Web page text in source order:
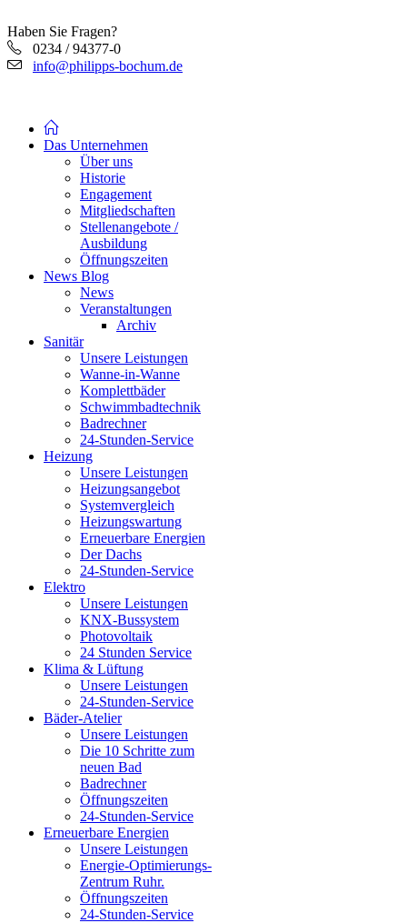
Haben Sie Fragen?
0234 / 94377-0
info@philipps-bochum.de
Das Unternehmen
Über uns
Historie
Engagement
Mitgliedschaften
Stellenangebote /
Ausbildung
Öffnungszeiten
News Blog
News
Veranstaltungen
Archiv
Sanitär
Unsere Leistungen
Wanne-in-Wanne
Komplettbäder
Schwimmbadtechnik
Badrechner
24-Stunden-Service
Heizung
Unsere Leistungen
Heizungsangebot
Systemvergleich
Heizungswartung
Erneuerbare Energien
Der Dachs
24-Stunden-Service
Elektro
Unsere Leistungen
KNX-Bussystem
Photovoltaik
24 Stunden Service
Klima & Lüftung
Unsere Leistungen
24-Stunden-Service
Bäder-Atelier
Unsere Leistungen
Die 10 Schritte zum
neuen Bad
Badrechner
Öffnungszeiten
24-Stunden-Service
Erneuerbare Energien
Unsere Leistungen
Energie-Optimierungs-
Zentrum Ruhr.
Öffnungszeiten
24-Stunden-Service